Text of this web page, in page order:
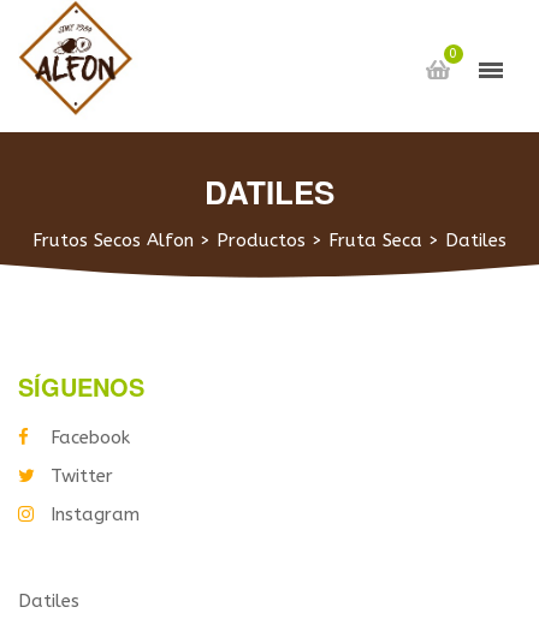
0
DATILES
Frutos Secos Alfon > Productos > Fruta Seca > Datiles
SÍGUENOS
Facebook
Twitter
Instagram
Datiles